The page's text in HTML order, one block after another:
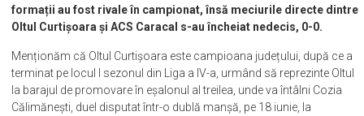
formații au fost rivale în campionat, însă meciurile directe dintre
Oltul Curtișoara și ACS Caracal s-au încheiat nedecis, 0-0.
Menționăm că Oltul Curtișoara este campioana județului, după ce a
terminat pe locul I sezonul din Liga a IV-a, urmând să reprezinte Oltul
la barajul de promovare în eșalonul al treilea, unde va întâlni Cozia
Călimănești, duel disputat într-o dublă manșă, pe 18 iunie, la